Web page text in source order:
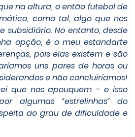
na altura, o então futebol de
como tal, algo que nos
subsidiário. No entanto, desde
opção, é o meu estandarte
pois elas existem e são
uns pares de horas ou
e não concluiríamos!
que nos apouquem – e isso
algumas “estrelinhas” do
ao grau de dificuldade e